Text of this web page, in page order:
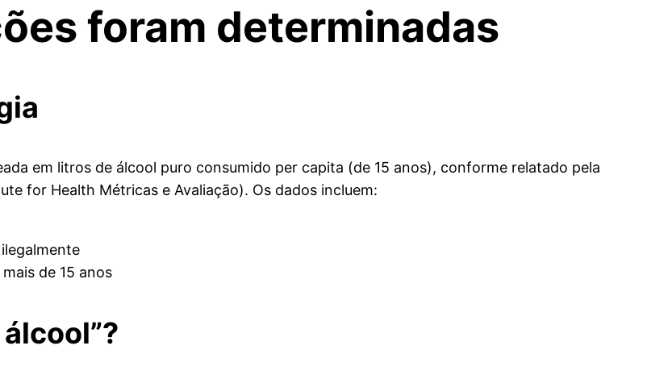
foram determinadas
em litros de álcool puro consumido per capita (de 15 anos), conforme relatado pela
for Health Métricas e Avaliação). Os dados incluem:
de 15 anos